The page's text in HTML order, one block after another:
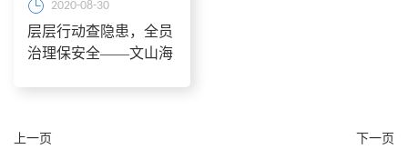
2020-08-30
层层行动查隐患，全员
治理保安全——文山海
上一页 下一页